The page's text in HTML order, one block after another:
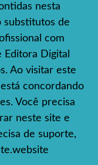
nesta
substitutos de
com
Digital
Ao visitar este
concordando
Você precisa
neste site e
de suporte,